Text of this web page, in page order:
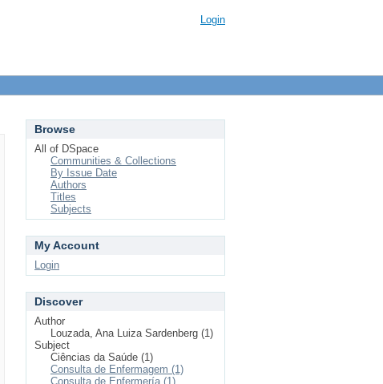
Login
Browse
All of DSpace
Communities & Collections
By Issue Date
Authors
Titles
Subjects
My Account
Login
Discover
Author
Louzada, Ana Luiza Sardenberg (1)
Subject
Ciências da Saúde (1)
Consulta de Enfermagem (1)
Consulta de Enfermería (1)